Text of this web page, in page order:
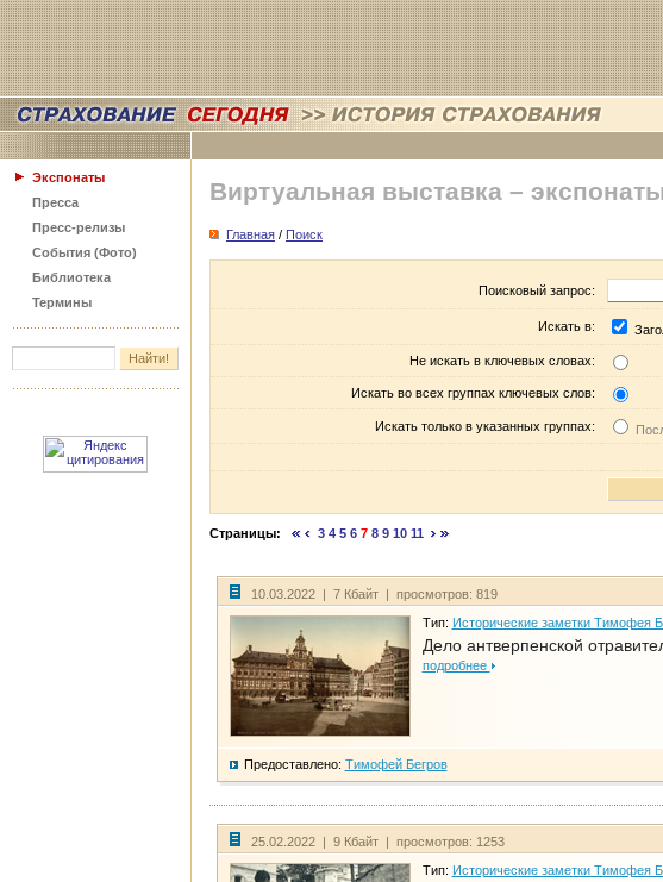
Экспонаты
Пресса
Пресс-релизы
События (Фото)
Библиотека
Термины
Виртуальная выставка –
Главная / Поиск
Поисковый запрос:
Искать в:
Не искать в ключевых словах:
Искать во всех группах ключевых слов:
Искать только в указанных группах:
Страницы: 3 4 5 6 7 8 9 10 11
10.03.2022 | 7 Кбайт | просмотров: 819
Тип: Исторические заметки Тимофея
Дело антверпенской
подробнее
Предоставлено: Тимофей Бегров
25.02.2022 | 9 Кбайт | просмотров: 1253
Тип: Исторические заметки Тимофея